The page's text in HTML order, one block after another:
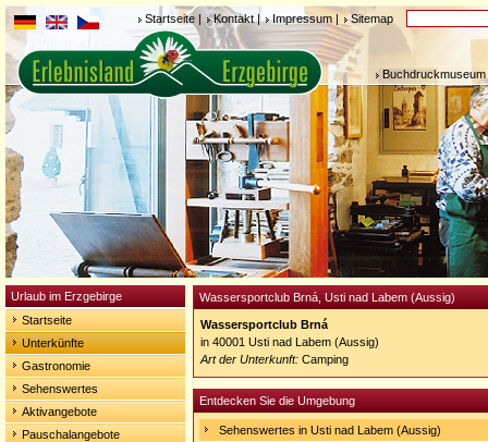
Startseite | Kontakt | Impressum | Sitemap
Urlaub im Erzgebirge
Startseite
Unterkünfte
Gastronomie
Sehenswertes
Aktivangebote
Pauschalangebote
Wassersportclub Brná, Usti nad Labem (Aussig)
Wassersportclub Brná
in 40001 Usti nad Labem (Aussig)
Art der Unterkunft: Camping
Entdecken Sie die Umgebung
Sehenswertes in Usti nad Labem (Aussig)